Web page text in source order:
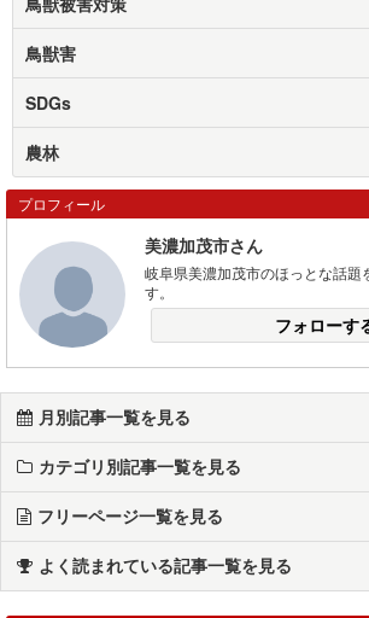
鳥獣害
SDGs
農林
プロフィール
美濃加茂市さん
岐阜県美濃加茂市のほっとな話題
す。
フォローす
月別記事一覧を見る
カテゴリ別記事一覧を見る
フリーページ一覧を見る
よく読まれている記事一覧を見る